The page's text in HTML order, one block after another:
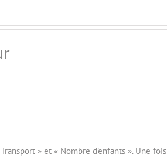
» et « Nombre d’enfants ». Une fois